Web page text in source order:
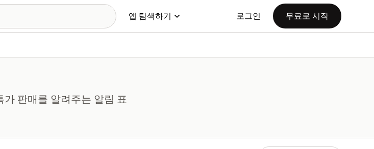
앱 탐색하기 로그인 무료로 시작
판매를 알려주는 알림 표